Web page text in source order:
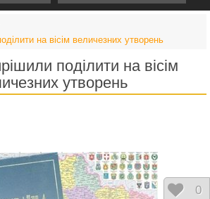
на вісім величезних утворень
поділити на вісім
утворень
0